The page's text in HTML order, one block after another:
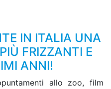
IN ITALIA UNA
FRIZZANTI E
ANNI!
allo zoo, film